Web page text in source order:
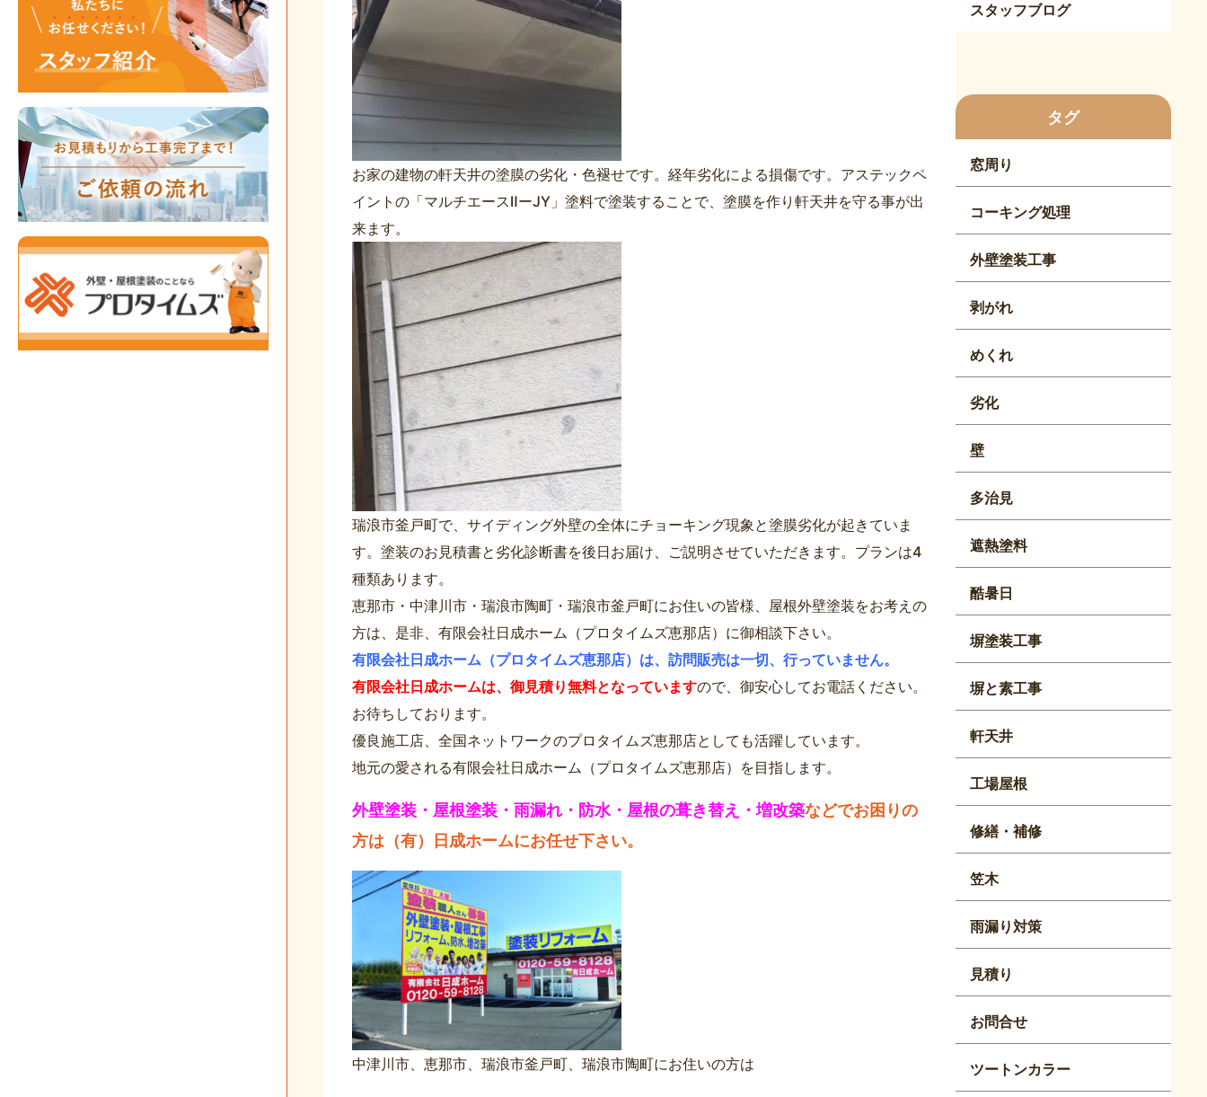
お家の建物の軒天井の塗膜の劣化・色褪せです。経年劣化による損傷です。アステックペ
イントの「マルチエースⅡーJY」塗料で塗装することで、塗膜を作り軒天井を守る事が出
来ます。
瑞浪市釜戸町で、サイディング外壁の全体にチョーキング現象と塗膜劣化が起きていま
す。塗装のお見積書と劣化診断書を後日お届け、ご説明させていただきます。プランは4
種類あります。
恵那市・中津川市・瑞浪市陶町・瑞浪市釜戸町にお住いの皆様、屋根外壁塗装をお考えの
方は、是非、有限会社日成ホーム（プロタイムズ恵那店）に御相談下さい。
有限会社日成ホーム（プロタイムズ恵那店）は、訪問販売は一切、行っていません。
有限会社日成ホームは、御見積り無料となっていますので、御安心してお電話ください。
お待ちしております。
優良施工店、全国ネットワークのプロタイムズ恵那店としても活躍しています。
地元の愛される有限会社日成ホーム（プロタイムズ恵那店）を目指します。
外壁塗装・屋根塗装・雨漏れ・防水・屋根の葺き替え・増改築などでお困りの
方は（有）日成ホームにお任せ下さい。
中津川市、恵那市、瑞浪市釜戸町、瑞浪市陶町にお住いの方は
スタッフブログ
タグ
窓周り
コーキング処理
外壁塗装工事
剥がれ
めくれ
劣化
壁
多治見
遮熱塗料
酷暑日
塀塗装工事
塀と素工事
軒天井
工場屋根
修繕・補修
笠木
雨漏り対策
見積り
お問合せ
ツートンカラー